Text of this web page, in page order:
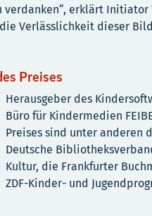
erklärt Initiator
Verlässlichkeit dieser
Preises
Herausgeber des
Büro für Kindermedien
Preises sind unter anderen
Deutsche
Kultur, die Frankfurter
ZDF-Kinder- und